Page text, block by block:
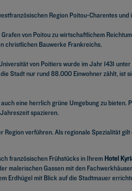
Region Poitou-Charentes
von Poitou zu wirtschaftlichem
christlichen Bauwerke Frankreichs.
von Poitiers wurde im Jahr 1431
Stadt nur rund 88.000 Einwohner zählt,
eine herrlich grüne Umgebung zu
spazieren.
verführen. Als regionale Spezialität
französischen Frühstücks in Ihrem Hotel
malerischen Gassen mit den
Erdhügel mit Blick auf die Stadtmauer